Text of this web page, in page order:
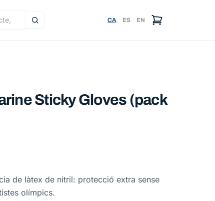
CA ES EN
Sticky Gloves (pack
de làtex de nitril: protecció extra sense
olímpics.